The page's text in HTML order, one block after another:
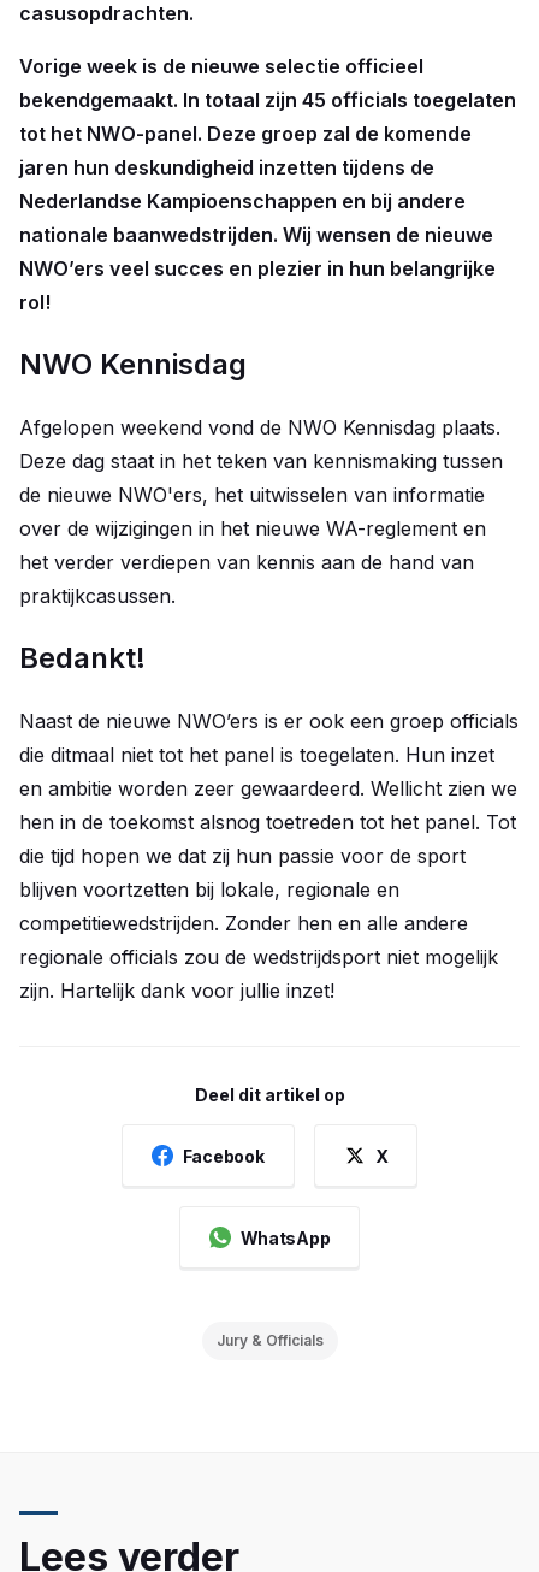
casusopdrachten.
Vorige week is de nieuwe selectie officieel
bekendgemaakt. In totaal zijn 45 officials toegelaten
tot het NWO-panel. Deze groep zal de komende
jaren hun deskundigheid inzetten tijdens de
Nederlandse Kampioenschappen en bij andere
nationale baanwedstrijden. Wij wensen de nieuwe
NWO’ers veel succes en plezier in hun belangrijke
rol!
NWO Kennisdag
Afgelopen weekend vond de NWO Kennisdag plaats.
Deze dag staat in het teken van kennismaking tussen
de nieuwe NWO'ers, het uitwisselen van informatie
over de wijzigingen in het nieuwe WA-reglement en
het verder verdiepen van kennis aan de hand van
praktijkcasussen.
Bedankt!
Naast de nieuwe NWO’ers is er ook een groep officials
die ditmaal niet tot het panel is toegelaten. Hun inzet
en ambitie worden zeer gewaardeerd. Wellicht zien we
hen in de toekomst alsnog toetreden tot het panel. Tot
die tijd hopen we dat zij hun passie voor de sport
blijven voortzetten bij lokale, regionale en
competitiewedstrijden. Zonder hen en alle andere
regionale officials zou de wedstrijdsport niet mogelijk
zijn. Hartelijk dank voor jullie inzet!
Deel dit artikel op
Facebook X
WhatsApp
Jury & Officials
Lees verder